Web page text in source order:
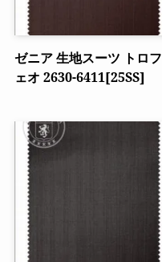
ゼニア 生地スーツ トロフ
ェオ 2630-6411[25SS]